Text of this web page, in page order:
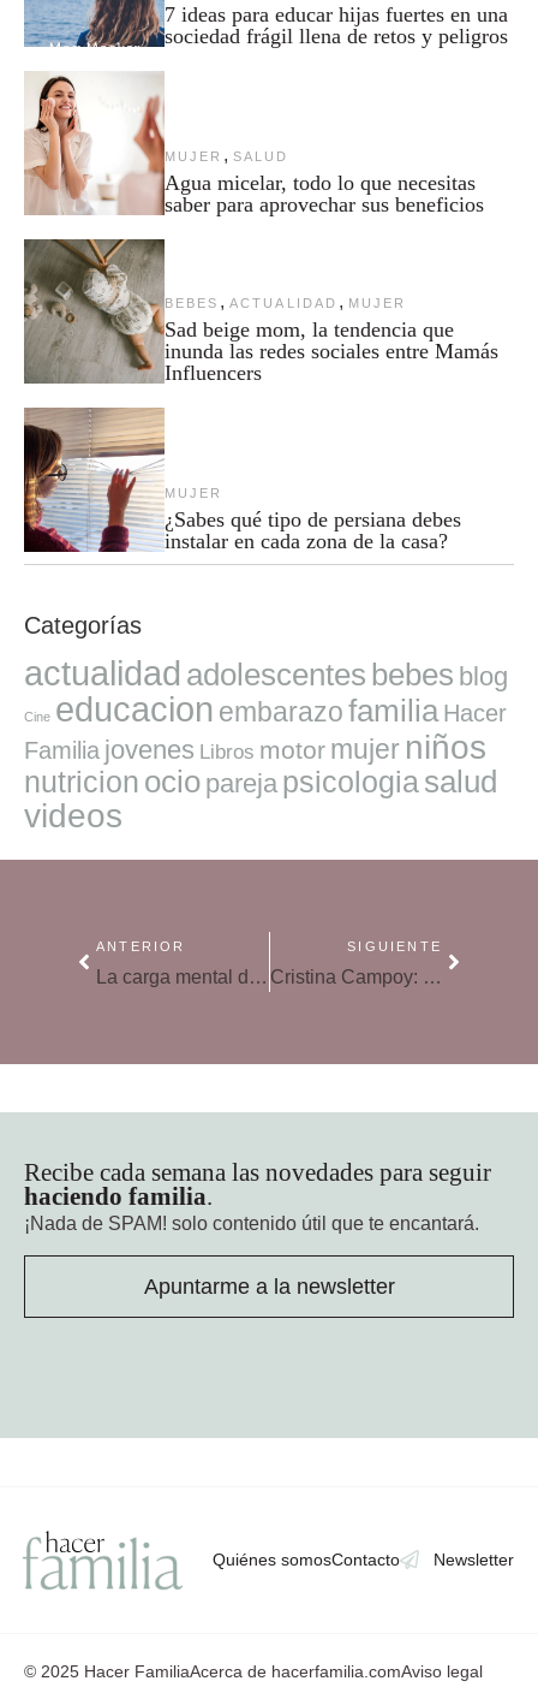
7 ideas para educar hijas fuertes en una
sociedad frágil llena de retos y peligros
MUJER , SALUD
Agua micelar, todo lo que necesitas
saber para aprovechar sus beneficios
BEBES , ACTUALIDAD , MUJER
Sad beige mom, la tendencia que
inunda las redes sociales entre Mamás
Influencers
MUJER
¿Sabes qué tipo de persiana debes
instalar en cada zona de la casa?
Categorías
actualidad adolescentes bebes blog
Cine educacion embarazofamilia Hacer
Familia jovenes Libros motor mujer niños
nutricion ocio pareja psicologiasalud
videos
ANTERIOR
La carga mental de las mujeres continúa en vacaciones: trucos para disfrutar sin preocupaciones
SIGUIENTE
Cristina Campoy: «El protector solar debe dejar transpirar la piel para que no forme una oclusión»
Recibe cada semana las novedades para seguir
haciendo familia.
¡Nada de SPAM! solo contenido útil que te encantará.
Apuntarme a la newsletter
Quiénes somosContacto Newsletter
© 2025 Hacer FamiliaAcerca de hacerfamilia.comAviso legal